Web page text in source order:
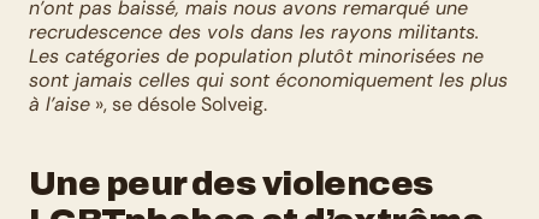
n’ont pas baissé, mais nous avons remarqué une
recrudescence des vols dans les rayons militants.
Les catégories de population plutôt minorisées ne
sont jamais celles qui sont économiquement les plus
à l’aise », se désole Solveig.
Une peur des violences